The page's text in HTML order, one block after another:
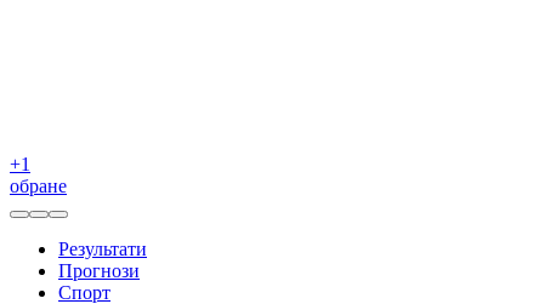
+1
обране
Результати
Прогнози
Спорт